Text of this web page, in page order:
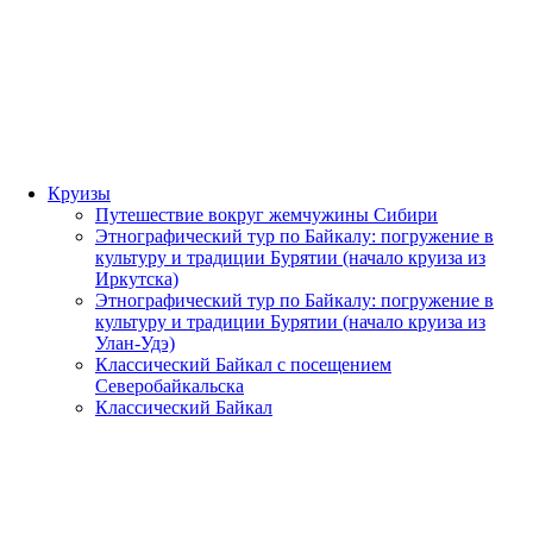
Круизы
Путешествие вокруг жемчужины Сибири
Этнографический тур по Байкалу: погружение в
культуру и традиции Бурятии (начало круиза из
Иркутска)
Этнографический тур по Байкалу: погружение в
культуру и традиции Бурятии (начало круиза из
Улан-Удэ)
Классический Байкал с посещением
Северобайкальска
Классический Байкал